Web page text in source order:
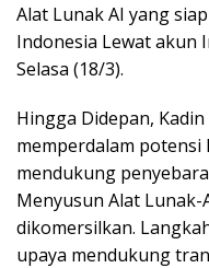
Alat Lunak AI yang
Indonesia Lewat akun
Selasa (18/3).
Hingga Didepan,
memperdalam potensi
mendukung
Menyusun Alat Lunak-
dikomersilkan.
upaya mendukung